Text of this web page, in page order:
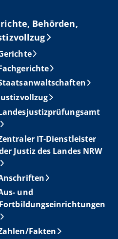
Behörden,
IT-Dienstleister
Justiz des Landes NRW
und
Fortbildungseinrichtungen
Fakten